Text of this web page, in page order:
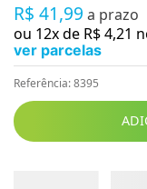
R$ 41,99 a prazo
ou 12x de R$4,21
ver parcelas
Referência:8395